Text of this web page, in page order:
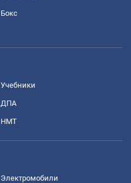
Бокс
Учебники
ДПА
НМТ
Электромобили